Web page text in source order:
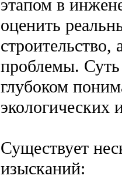
этапом в
оценить
проблемы.
глубоком
экологических
Существует
изысканий: